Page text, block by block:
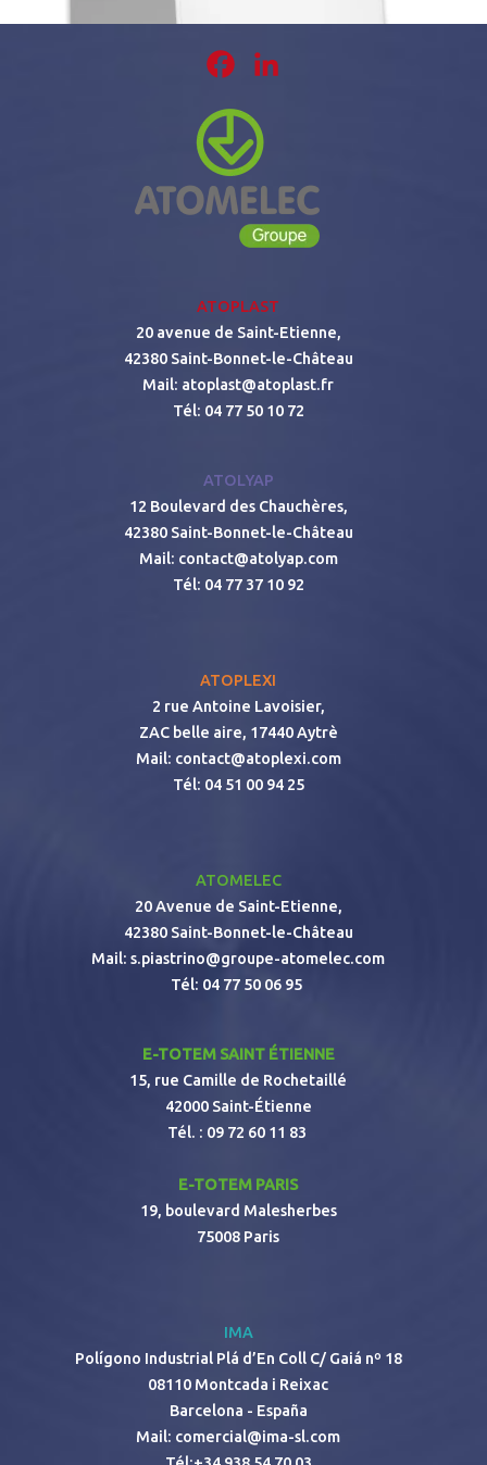
Facebook
ATOLYAP
12 Boulevard des Chauchères,
42380 Saint-Bonnet-le-Château
Mail: contact@atolyap.com
Tél: 04 77 37 10 92
ATOPLEXI
2 rue Antoine Lavoisier,
ZAC belle aire, 17440 Aytrè
Mail: contact@atoplexi.com
Tél: 04 51 00 94 25
ATOMELEC
20 Avenue de Saint-Etienne,
42380 Saint-Bonnet-le-Château
Mail: s.piastrino@groupe-atomelec.com
Tél: 04 77 50 06 95
ATOPLAST
20 avenue de Saint-Etienne,
42380 Saint-Bonnet-le-Château
Mail: atoplast@atoplast.fr
Tél: 04 77 50 10 72
E-TOTEM SAINT ÉTIENNE
15, rue Camille de Rochetaillé
42000 Saint-Étienne
Tél. : 09 72 60 11 83
E-TOTEM PARIS
19, boulevard Malesherbes
75008 Paris
IMA
Polígono Industrial Plá d’En Coll C/ Gaiá nº 18
08110 Montcada i Reixac
Barcelona - España
Mail: comercial@ima-sl.com